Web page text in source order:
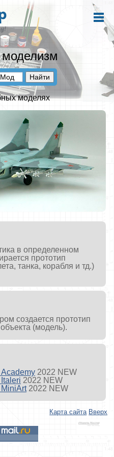
моделях
в определенном
прототип
танка, корабля и тд.)
создается прототип
(модель).
2022 NEW
2022 NEW
MiniArt2022 NEW
Карта сайта Вверх